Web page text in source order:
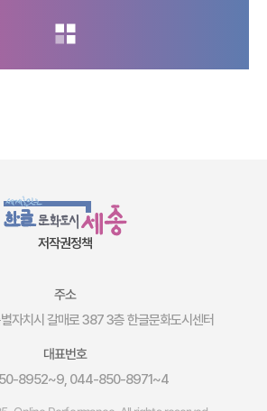
저작권정책
주소
자치시 갈매로 387 3층 한글문화도시센터
대표번호
8952~9, 044-850-8971~4